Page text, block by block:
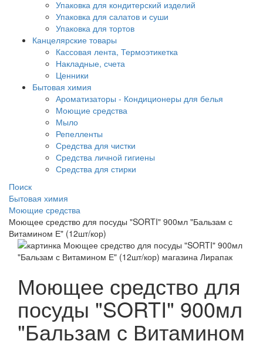
Упаковка для кондитерский изделий
Упаковка для салатов и суши
Упаковка для тортов
Канцелярские товары
Кассовая лента, Термоэтикетка
Накладные, счета
Ценники
Бытовая химия
Ароматизаторы - Кондиционеры для белья
Моющие средства
Мыло
Репелленты
Средства для чистки
Средства личной гигиены
Средства для стирки
Поиск
Бытовая химия
Моющие средства
Моющее средство для посуды "SORTI" 900мл "Бальзам с
Витамином Е" (12шт/кор)
Моющее средство для
посуды "SORTI" 900мл
"Бальзам с Витамином